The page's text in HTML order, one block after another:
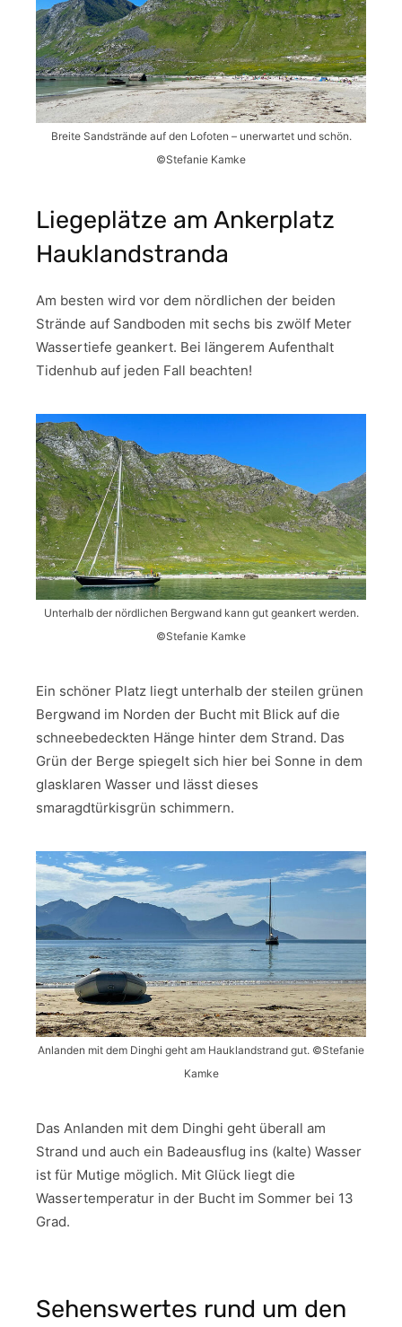
Breite Sandstrände auf den Lofoten – unerwartet und schön.
©Stefanie Kamke
Liegeplätze am Ankerplatz
Hauklandstranda
Am besten wird vor dem nördlichen der beiden
Strände auf Sandboden mit sechs bis zwölf Meter
Wassertiefe geankert. Bei längerem Aufenthalt
Tidenhub auf jeden Fall beachten!
Unterhalb der nördlichen Bergwand kann gut geankert werden.
©Stefanie Kamke
Ein schöner Platz liegt unterhalb der steilen grünen
Bergwand im Norden der Bucht mit Blick auf die
schneebedeckten Hänge hinter dem Strand. Das
Grün der Berge spiegelt sich hier bei Sonne in dem
glasklaren Wasser und lässt dieses
smaragdtürkisgrün schimmern.
Anlanden mit dem Dinghi geht am Hauklandstrand gut. ©Stefanie
Kamke
Das Anlanden mit dem Dinghi geht überall am
Strand und auch ein Badeausflug ins (kalte) Wasser
ist für Mutige möglich. Mit Glück liegt die
Wassertemperatur in der Bucht im Sommer bei 13
Grad.
Sehenswertes rund um den